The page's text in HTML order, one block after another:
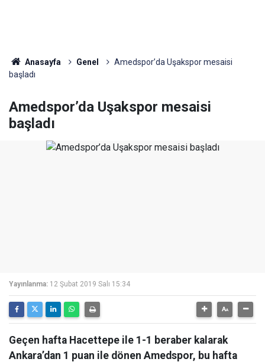
Anasayfa Genel
Amedspor’da Uşakspor mesaisi
başladı
Amedspor’da Uşakspor mesaisi
başladı
Yayınlanma: 12 Şubat 2019 Salı 15:34
Geçen hafta Hacettepe ile 1-1 beraber kalarak
Ankara’dan 1 puan ile dönen Amedspor, bu hafta